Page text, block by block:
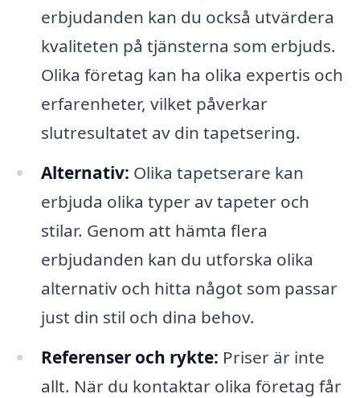
erbjudanden kan du också utvärdera
kvaliteten på tjänsterna som erbjuds.
Olika företag kan ha olika expertis och
erfarenheter, vilket påverkar
slutresultatet av din tapetsering.
Alternativ: Olika tapetserare kan
erbjuda olika typer av tapeter och
stilar. Genom att hämta flera
erbjudanden kan du utforska olika
alternativ och hitta något som passar
just din stil och dina behov.
Referenser och rykte: Priser är inte
allt. När du kontaktar olika företag får